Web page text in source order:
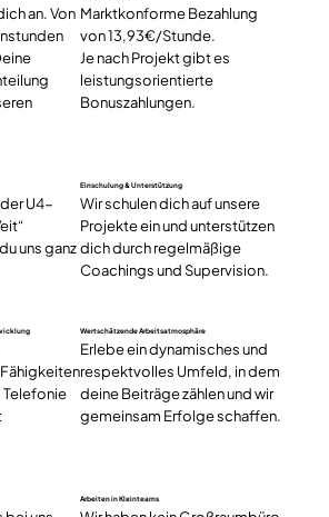
an. Von Marktkonforme Bezahlung
von 13,93€/Stunde.
Je nach Projekt gibt es
leistungsorientierte
Bonuszahlungen.
U4-
uns ganz
Einschulung & Unterstützung
Wir schulen dich auf unsere
Projekte ein und unterstützen
dich durch regelmäßige
Coachings und Supervision.
Telefonie
Wertschätzende Arbeitsatmosphäre
Erlebe ein dynamisches und
respektvolles Umfeld, in dem
deine Beiträge zählen und wir
gemeinsam Erfolge schaffen.
Arbeiten in Kleinteams